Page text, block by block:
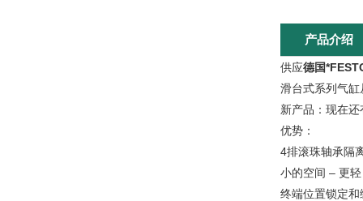
产品介绍
供应德国
滑台式系列气
新产品：现在
优势：
4排滚珠轴承隔
小的空间 – 更
终端位置锁定